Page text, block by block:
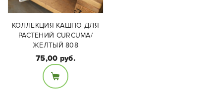
Материал:
Керамика
КОЛЛЕКЦИЯ КАШПО ДЛЯ
РАСТЕНИЙ CURCUMA/
ЖЕЛТЫЙ 808
75,00 руб.